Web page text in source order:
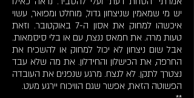
יש מי שמאמין שניצחון גדול, מוחלט ומפואר, עשוי
איכשהו למחוק את אסון ה-7 באוקטובר. וזאת
טעות מרה. את חמאס ננצח, עם או בלי סיסמאות.
אבל שום ניצחון לא יכול למחוק או להשכיח את
החרפה, את הכישלון והחידלון. את מה שלא עבד
נצטרך לתקן. לא לנצח. מרגע שנפנים את העובדה
הפשוטה הזאת, אפשר שגם הוויכוח יירגע מעט.